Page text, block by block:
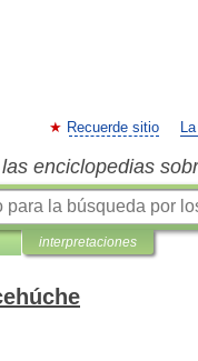
Recuerde sitio
enciclopedias
interpretaciones